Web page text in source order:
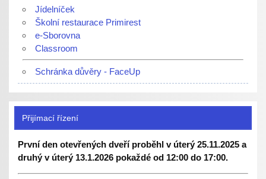
Jídelníček
Školní restaurace Primirest
e-Sborovna
Classroom
Schránka důvěry - FaceUp
Přijímací řízení
První den otevřených dveří proběhl v úterý 25.11.2025 a
druhý v úterý 13.1.2026 pokaždé od 12:00 do 17:00.